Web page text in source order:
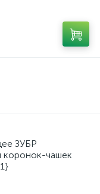
ЗУБР
коронок-чашек